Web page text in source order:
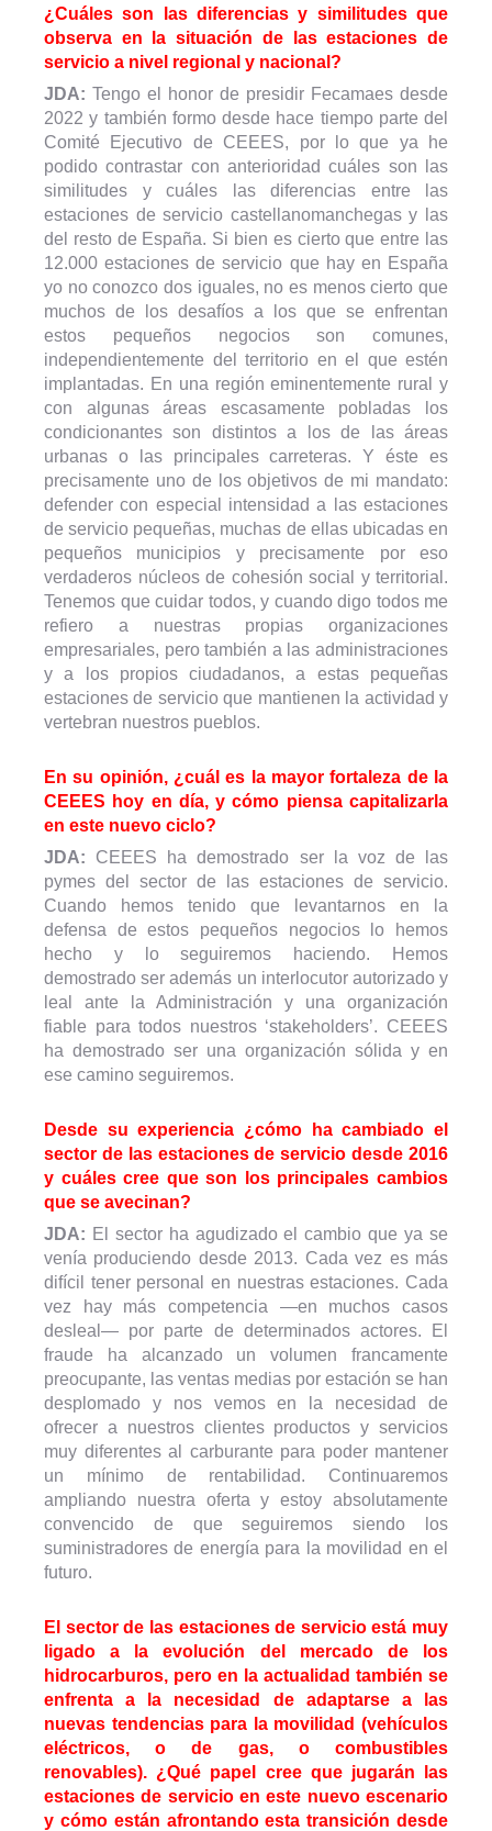
¿Cuáles son las diferencias y similitudes que
observa en la situación de las estaciones de
servicio a nivel regional y nacional?
JDA: Tengo el honor de presidir Fecamaes desde
2022 y también formo desde hace tiempo parte del
Comité Ejecutivo de CEEES, por lo que ya he
podido contrastar con anterioridad cuáles son las
similitudes y cuáles las diferencias entre las
estaciones de servicio castellanomanchegas y las
del resto de España. Si bien es cierto que entre las
12.000 estaciones de servicio que hay en España
yo no conozco dos iguales, no es menos cierto que
muchos de los desafíos a los que se enfrentan
estos pequeños negocios son comunes,
independientemente del territorio en el que estén
implantadas. En una región eminentemente rural y
con algunas áreas escasamente pobladas los
condicionantes son distintos a los de las áreas
urbanas o las principales carreteras. Y éste es
precisamente uno de los objetivos de mi mandato:
defender con especial intensidad a las estaciones
de servicio pequeñas, muchas de ellas ubicadas en
pequeños municipios y precisamente por eso
verdaderos núcleos de cohesión social y territorial.
Tenemos que cuidar todos, y cuando digo todos me
refiero a nuestras propias organizaciones
empresariales, pero también a las administraciones
y a los propios ciudadanos, a estas pequeñas
estaciones de servicio que mantienen la actividad y
vertebran nuestros pueblos.
En su opinión, ¿cuál es la mayor fortaleza de la
CEEES hoy en día, y cómo piensa capitalizarla
en este nuevo ciclo?
JDA: CEEES ha demostrado ser la voz de las
pymes del sector de las estaciones de servicio.
Cuando hemos tenido que levantarnos en la
defensa de estos pequeños negocios lo hemos
hecho y lo seguiremos haciendo. Hemos
demostrado ser además un interlocutor autorizado y
leal ante la Administración y una organización
fiable para todos nuestros ‘stakeholders’. CEEES
ha demostrado ser una organización sólida y en
ese camino seguiremos.
Desde su experiencia ¿cómo ha cambiado el
sector de las estaciones de servicio desde 2016
y cuáles cree que son los principales cambios
que se avecinan?
JDA: El sector ha agudizado el cambio que ya se
venía produciendo desde 2013. Cada vez es más
difícil tener personal en nuestras estaciones. Cada
vez hay más competencia —en muchos casos
desleal— por parte de determinados actores. El
fraude ha alcanzado un volumen francamente
preocupante, las ventas medias por estación se han
desplomado y nos vemos en la necesidad de
ofrecer a nuestros clientes productos y servicios
muy diferentes al carburante para poder mantener
un mínimo de rentabilidad. Continuaremos
ampliando nuestra oferta y estoy absolutamente
convencido de que seguiremos siendo los
suministradores de energía para la movilidad en el
futuro.
El sector de las estaciones de servicio está muy
ligado a la evolución del mercado de los
hidrocarburos, pero en la actualidad también se
enfrenta a la necesidad de adaptarse a las
nuevas tendencias para la movilidad (vehículos
eléctricos, o de gas, o combustibles
renovables). ¿Qué papel cree que jugarán las
estaciones de servicio en este nuevo escenario
y cómo están afrontando esta transición desde